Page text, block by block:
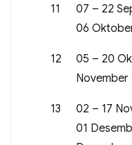
11
07 – 22
06
12
05 – 20
November
13
02 – 17
01